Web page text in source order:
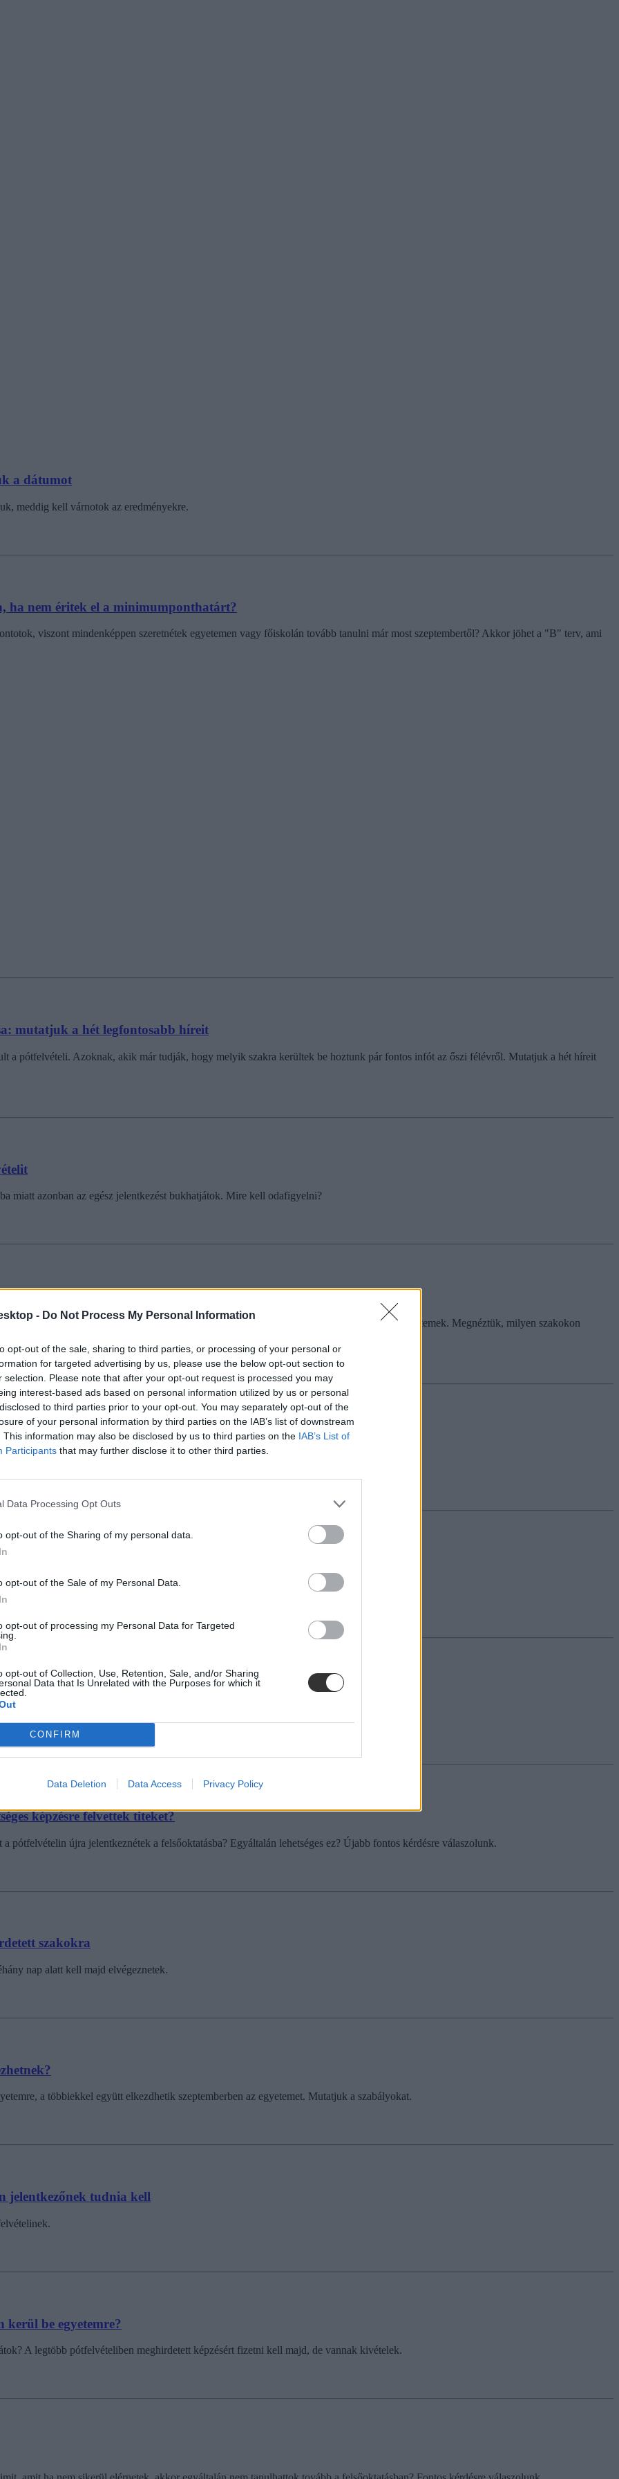
- Do Not Process My Personal Information
opt-out of the sale, sharing to third parties, or processing of your personal or
for targeted advertising by us, please use the below opt-out section to
selection. Please note that after your opt-out request is processed you may
interest-based ads based on personal information utilized by us or personal
to third parties prior to your opt-out. You may separately opt-out of the
of your personal information by third parties on the IAB’s list of downstream
This information may also be disclosed by us to third parties on the IAB’s List of
Participants that may further disclose it to other third parties.
Data Processing Opt Outs
opt-out of the Sharing of my personal data.
opt-out of the Sale of my Personal Data.
opt-out of processing my Personal Data for Targeted
opt-out of Collection, Use, Retention, Sale, and/or Sharing
Data that Is Unrelated with the Purposes for which it
CONFIRM
Data Deletion Data Access Privacy Policy
a dátumot
meddig kell várnotok az eredményekre.
ha nem éritek el a minimumponthatárt?
viszont mindenképpen szeretnétek egyetemen vagy főiskolán tovább tanulni már most szeptembertől? Akkor jöhet a "B" terv, ami
mutatjuk a hét legfontosabb híreit
a pótfelvételi. Azoknak, akik már tudják, hogy melyik szakra kerültek be hoztunk pár fontos infót az őszi félévről. Mutatjuk a hét híreit
miatt azonban az egész jelentkezést bukhatjátok. Mire kell odafigyelni?
ingyenes helyet
alapszabály továbbra is az: bizonyos szakokon csak önköltséges képzéseket hirdetnek az egyetemek. Megnéztük, milyen szakokon
a pótfelvételire
eljárásban nem volt. Mutatjuk, mire kell nagyon figyelnetek.
listáját
képzésre felvettek titeket?
pótfelvételin újra jelentkeznétek a felsőoktatásba? Egyáltalán lehetséges ez? Újabb fontos kérdésre válaszolunk.
szakokra
nap alatt kell majd elvégeznetek.
a többiekkel együtt elkezdhetik szeptemberben az egyetemet. Mutatjuk a szabályokat.
jelentkezőnek tudnia kell
be egyetemre?
A legtöbb pótfelvételiben meghirdetett képzésért fizetni kell majd, de vannak kivételek.